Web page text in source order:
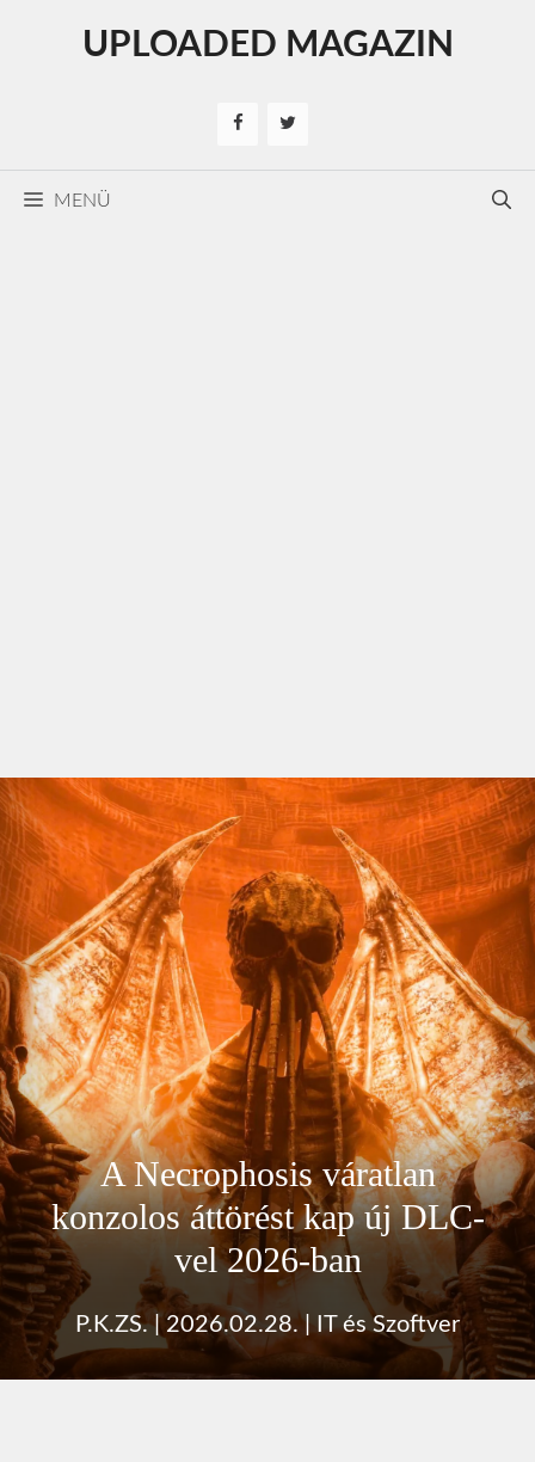
UPLOADED MAGAZIN
MENÜ
A Necrophosis váratlan
konzolos áttörést kap új DLC-
vel 2026-ban
P.K.ZS.|2026.02.28.| IT és Szoftver